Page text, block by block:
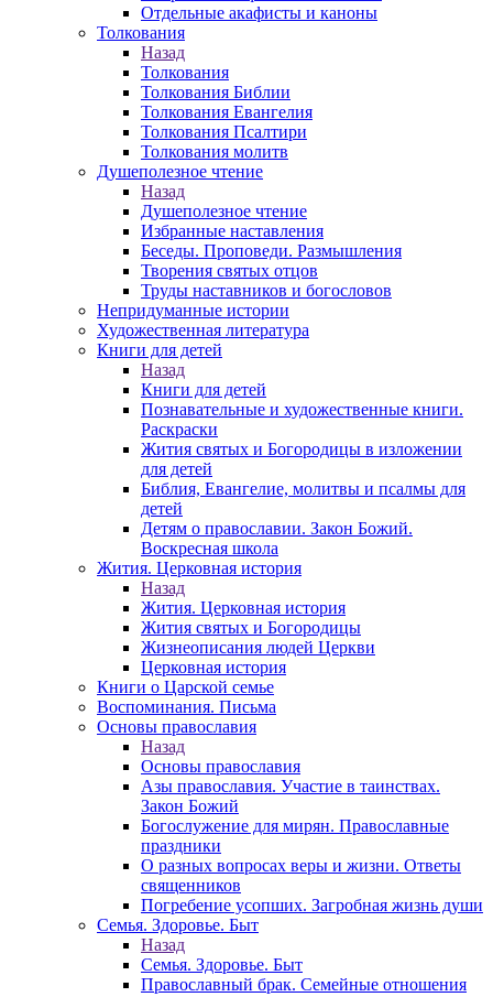
Отдельные акафисты и каноны
Толкования
Назад
Толкования
Толкования Библии
Толкования Евангелия
Толкования Псалтири
Толкования молитв
Душеполезное чтение
Назад
Душеполезное чтение
Избранные наставления
Беседы. Проповеди. Размышления
Творения святых отцов
Труды наставников и богословов
Непридуманные истории
Художественная литература
Книги для детей
Назад
Книги для детей
Познавательные и художественные книги.
Раскраски
Жития святых и Богородицы в изложении
для детей
Библия, Евангелие, молитвы и псалмы для
детей
Детям о православии. Закон Божий.
Воскресная школа
Жития. Церковная история
Назад
Жития. Церковная история
Жития святых и Богородицы
Жизнеописания людей Церкви
Церковная история
Книги о Царской семье
Воспоминания. Письма
Основы православия
Назад
Основы православия
Азы православия. Участие в таинствах.
Закон Божий
Богослужение для мирян. Православные
праздники
О разных вопросах веры и жизни. Ответы
священников
Погребение усопших. Загробная жизнь души
Семья. Здоровье. Быт
Назад
Семья. Здоровье. Быт
Православный брак. Семейные отношения